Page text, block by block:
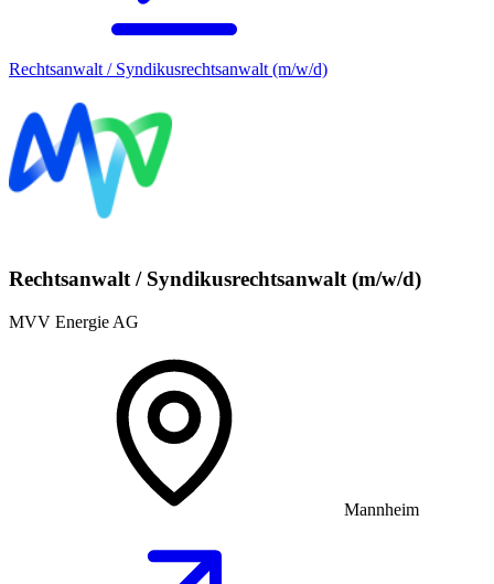
Rechtsanwalt / Syndikusrechtsanwalt (m/w/d)
Rechtsanwalt / Syndikusrechtsanwalt (m/w/d)
MVV Energie AG
Mannheim